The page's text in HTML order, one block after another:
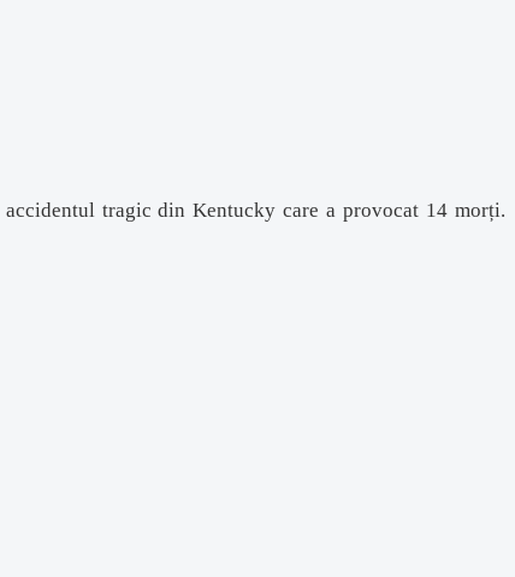
tragic din Kentucky care a provocat 14 morți.